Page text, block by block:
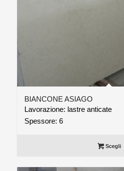
BIANCONE ASIAGO
Lavorazione: lastre anticate
Spessore: 6
Scegli